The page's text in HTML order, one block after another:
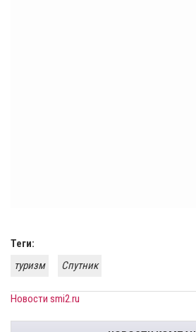
Теги:
туризм
Спутник
Новости smi2.ru